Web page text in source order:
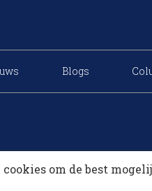
Blogs
om de best